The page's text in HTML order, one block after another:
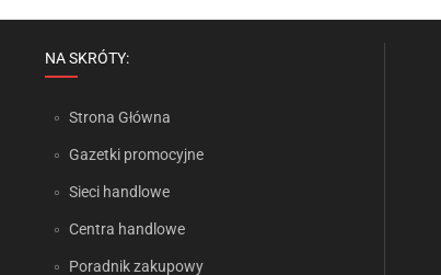
NA SKRÓTY:
Strona Główna
Gazetki promocyjne
Sieci handlowe
Centra handlowe
Poradnik zakupowy